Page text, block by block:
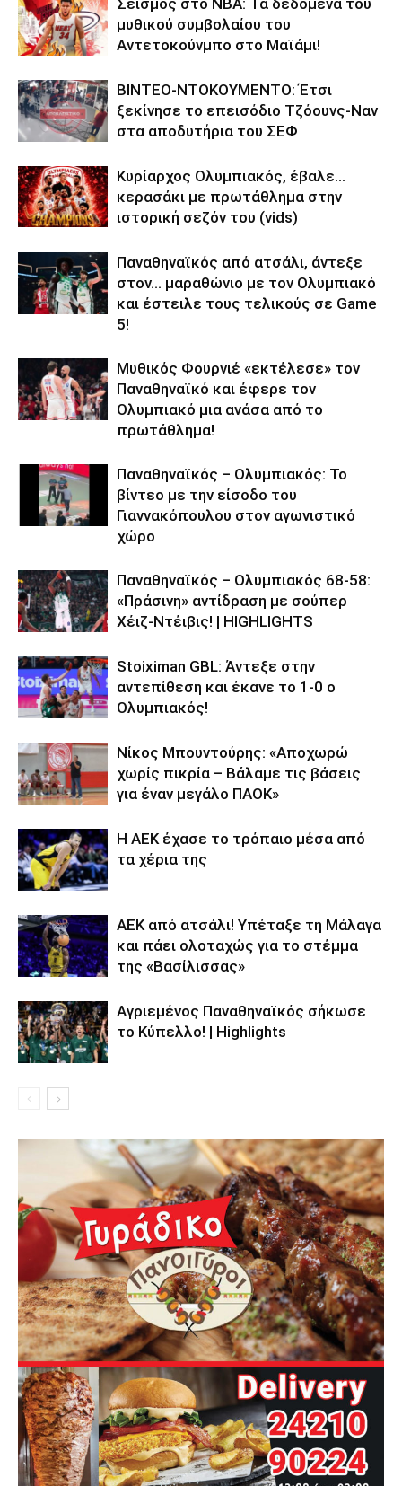
μυθικού συμβολαίου του
Αντετοκούνμπο στο Μαϊάμι!
ΒΙΝΤΕΟ-ΝΤΟΚΟΥΜΕΝΤΟ: Έτσι
ξεκίνησε το επεισόδιο Τζόουνς-Ναν
στα αποδυτήρια του ΣΕΦ
Κυρίαρχος Ολυμπιακός, έβαλε…
κερασάκι με πρωτάθλημα στην
ιστορική σεζόν του (vids)
Παναθηναϊκός από ατσάλι, άντεξε
στον… μαραθώνιο με τον Ολυμπιακό
και έστειλε τους τελικούς σε Game
5!
Μυθικός Φουρνιέ «εκτέλεσε» τον
Παναθηναϊκό και έφερε τον
Ολυμπιακό μια ανάσα από το
πρωτάθλημα!
Παναθηναϊκός – Ολυμπιακός: Το
βίντεο με την είσοδο του
Γιαννακόπουλου στον αγωνιστικό
χώρο
Παναθηναϊκός – Ολυμπιακός 68-58:
«Πράσινη» αντίδραση με σούπερ
Χέιζ-Ντέιβις! | HIGHLIGHTS
Stoiximan GBL: Άντεξε στην
αντεπίθεση και έκανε το 1-0 ο
Ολυμπιακός!
Νίκος Μπουντούρης: «Αποχωρώ
χωρίς πικρία – Βάλαμε τις βάσεις
για έναν μεγάλο ΠΑΟΚ»
Η ΑΕΚ έχασε το τρόπαιο μέσα από
τα χέρια της
ΑΕΚ από ατσάλι! Υπέταξε τη Μάλαγα
και πάει ολοταχώς για το στέμμα
της «Βασίλισσας»
Αγριεμένος Παναθηναϊκός σήκωσε
το Kύπελλο! | Highlights